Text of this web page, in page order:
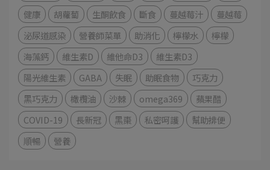
健康
胡蘿蔔 生酮飲食 斷食 蔓越莓汁
蔓越莓
泌尿道感染
營養師菜單 助消化 檸檬水
檸檬
海藻鈣
維生素D 維他命D3
維生素D3
陽光維生素
GABA 失眠 助眠食物
巧克力
黑巧克力
橄欖油 沙棘 omega369
蘋果醋
COVID-19
長新冠 黑棗 私密呵護
幫助排便
順暢
營養